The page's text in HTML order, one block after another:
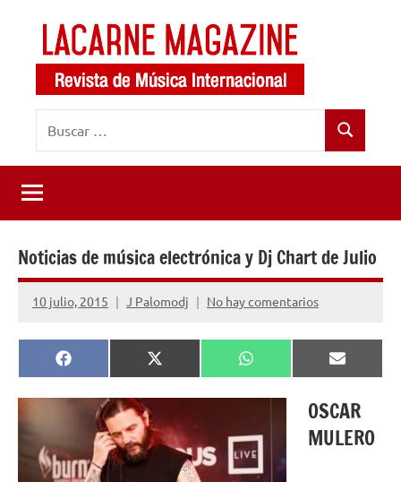
contenido
LaCarne
Magazine
de
música
internacional
Buscar
Noticias de música electrónica y Dj Chart de Julio
10 julio, 2015 J Palomodj No hay comentarios
Compartir
en
Facebook
Compartir
en
X
(Twitter)
Compartir
en
WhatsApp
en
Email
OSCAR
MULERO